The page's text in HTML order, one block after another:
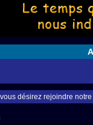
désirez rejoindre